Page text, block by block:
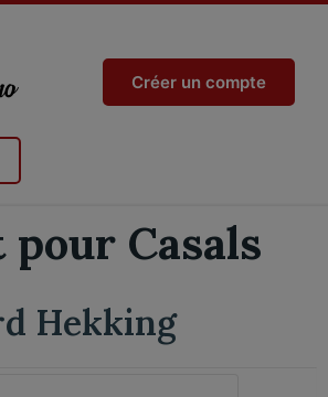
Créer un compte
Casals
Hekking